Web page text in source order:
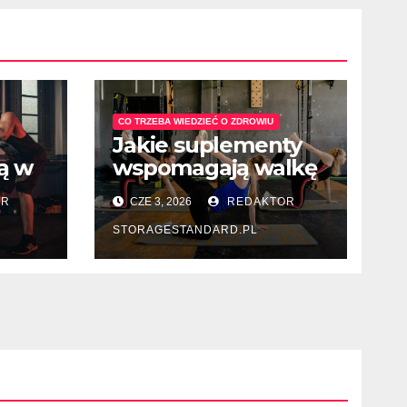
w
CO TRZEBA WIEDZIEĆ O ZDROWIU
Jakie suplementy
wspomagają walkę
z depresją
sezonową?
CZE 3, 2026 REDAKTOR
STORAGESTANDARD.PL